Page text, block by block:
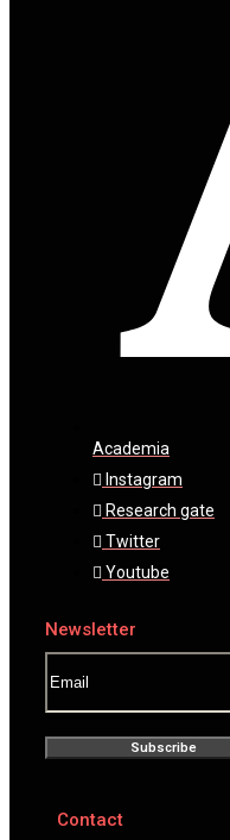
Academia
Instagram
Research gate
Twitter
Youtube
Newsletter
Subscribe
Contact